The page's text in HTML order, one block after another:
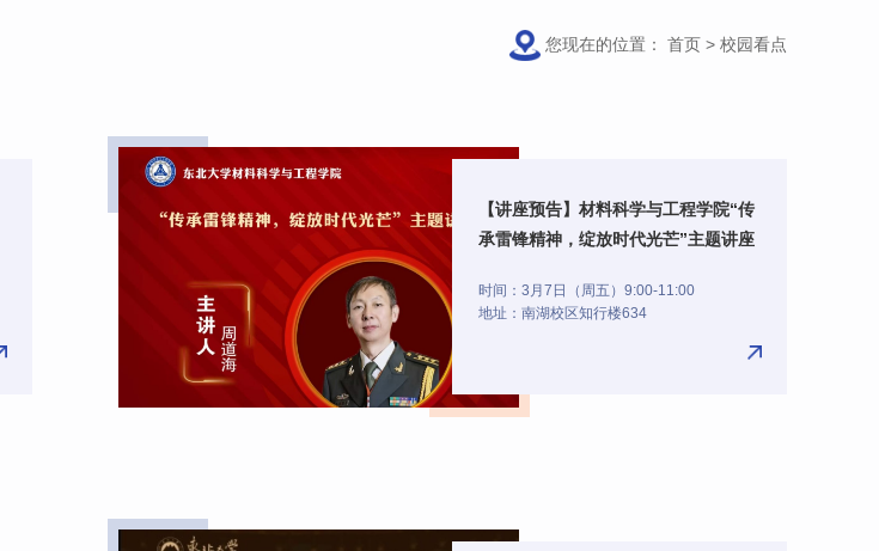
您现在的位置： 首页 > 校园看点
【讲座预告】材料科学与工程学院“传
承雷锋精神，绽放时代光芒”主题讲座
时间：3月7日（周五）9:00-11:00
地址：南湖校区知行楼634